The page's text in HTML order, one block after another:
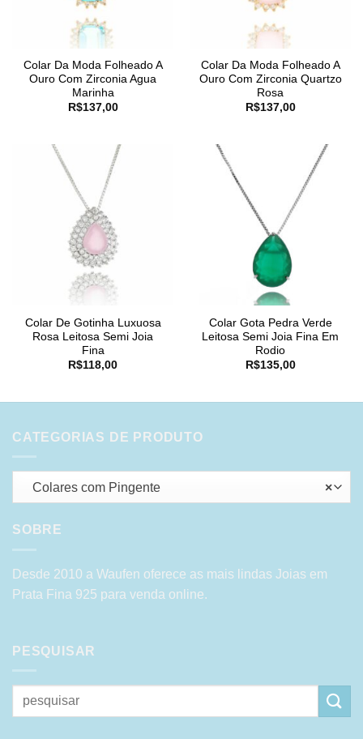
Colar Da Moda Folheado A
Ouro Com Zirconia Agua
Marinha
R$137,00
Colar Da Moda Folheado A
Ouro Com Zirconia Quartzo
Rosa
R$137,00
Colar De Gotinha Luxuosa
Rosa Leitosa Semi Joia
Fina
R$118,00
Colar Gota Pedra Verde
Leitosa Semi Joia Fina Em
Rodio
R$135,00
CATEGORIAS DE PRODUTO
×
Colares com Pingente
SOBRE
Desde 2010 a Waufen oferece as mais lindas Joias em
Prata Fina 925 para venda online.
PESQUISAR
Pesquisar
por: